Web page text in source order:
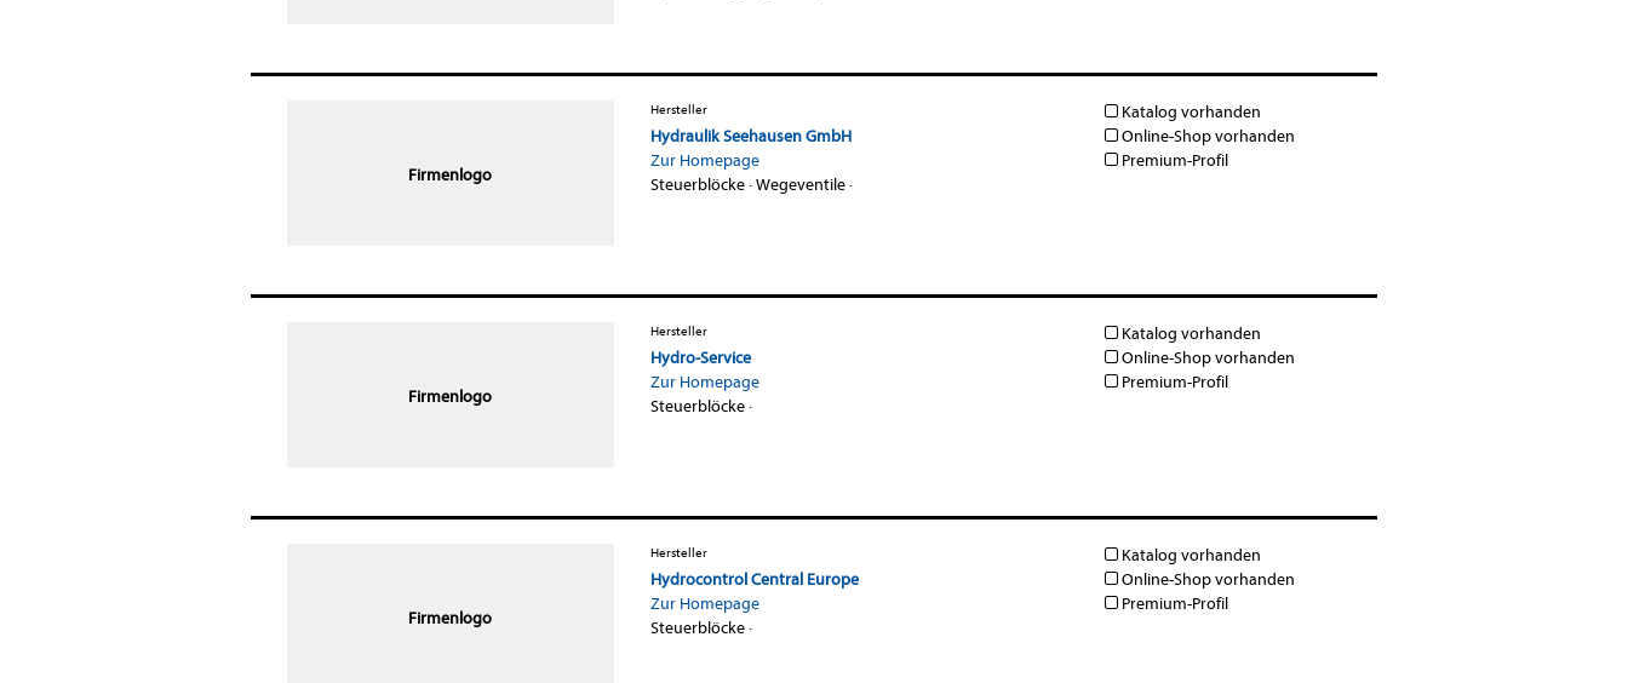
Firmenlogo
Hersteller
Hydraulik Seehausen GmbH
Zur Homepage
Steuerblöcke·Wegeventile·
Katalog vorhanden
Online-Shop vorhanden
Premium-Profil
Firmenlogo
Hersteller
Hydro-Service
Zur Homepage
Steuerblöcke·
Katalog vorhanden
Online-Shop vorhanden
Premium-Profil
Firmenlogo
Hersteller
Hydrocontrol Central Europe
Zur Homepage
Steuerblöcke·
Katalog vorhanden
Online-Shop vorhanden
Premium-Profil